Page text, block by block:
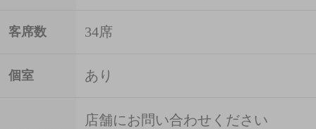
客席数 34席
個室 あり
店舗にお問い合わせください